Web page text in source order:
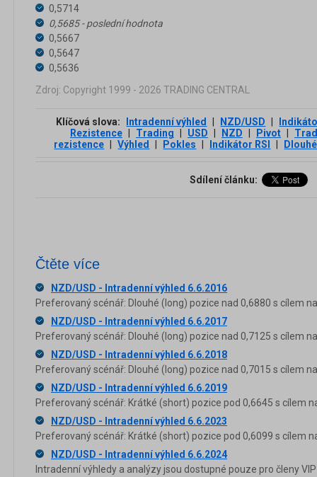
0,5714
0,5685 - poslední hodnota
0,5667
0,5647
0,5636
Zdroj: Copyright 1999 - 2026 TRADING CENTRAL
Klíčová slova: Intradenní výhled NZD/USD
Rezistence
Trading USD NZD Pivot
rezistence
Výhled Pokles Indikátor RSI
Sdílení článku:
Čtěte více
NZD/USD - Intradenní výhled 6.6.2016
Preferovaný scénář: Dlouhé (long) pozice nad 0,6880 s cílem
NZD/USD - Intradenní výhled 6.6.2017
Preferovaný scénář: Dlouhé (long) pozice nad 0,7125 s cílem
NZD/USD - Intradenní výhled 6.6.2018
Preferovaný scénář: Dlouhé (long) pozice nad 0,7015 s cílem
NZD/USD - Intradenní výhled 6.6.2019
Preferovaný scénář: Krátké (short) pozice pod 0,6645 s cílem
NZD/USD - Intradenní výhled 6.6.2023
Preferovaný scénář: Krátké (short) pozice pod 0,6099 s cílem
NZD/USD - Intradenní výhled 6.6.2024
Intradenní výhledy a analýzy jsou dostupné pouze pro členy